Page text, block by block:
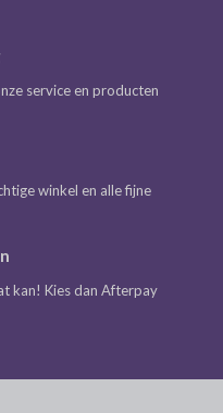
service en producten
winkel en alle fijne
kan! Kies dan Afterpay